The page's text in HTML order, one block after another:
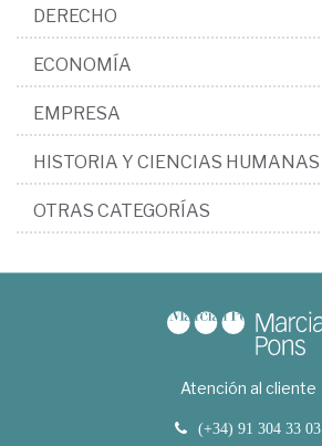
DERECHO
ECONOMÍA
EMPRESA
HISTORIA Y CIENCIAS HUMANAS
OTRAS CATEGORÍAS
Atención al cliente
(+34) 91 304 33 03